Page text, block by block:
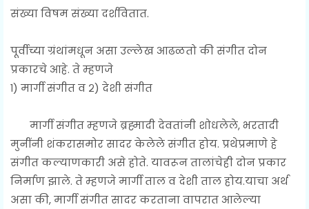
संख्या विषम संख्या दर्शवितात.
पूर्वीच्या ग्रंथांमधून असा उल्लेख आढळतो की संगीत दोन
प्रकारचे आहे. ते म्हणजे
१) मार्गी संगीत व २) देशी संगीत
मार्गी संगीत म्हणजे ब्रह्मादी देवतांनी शोधलेले, भरतादी
मुनींनी शंकरासमोर सादर केलेले संगीत होय. प्रथेप्रमाणे हे
संगीत कल्याणकारी असे होते. यावरून तालांचेही दोन प्रकार
निर्माण झाले. ते म्हणजे मार्गी ताल व देशी ताल होय.याचा अर्थ
असा की, मार्गी संगीत सादर करताना वापरात आलेल्या